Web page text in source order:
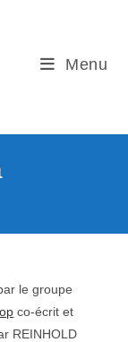
Menu
le groupe
co-écrit et
REINHOLD